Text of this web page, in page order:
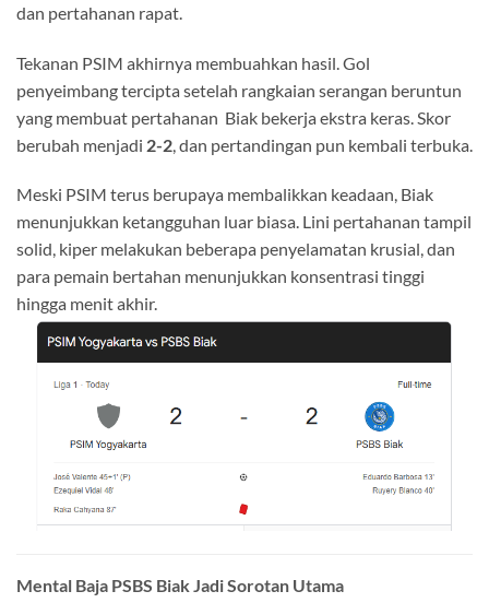
dan pertahanan rapat.
Tekanan PSIM akhirnya membuahkan hasil. Gol
penyeimbang tercipta setelah rangkaian serangan beruntun
yang membuat pertahanan Biak bekerja ekstra keras. Skor
berubah menjadi 2-2 , dan pertandingan pun kembali terbuka.
Meski PSIM terus berupaya membalikkan keadaan, Biak
menunjukkan ketangguhan luar biasa. Lini pertahanan tampil
solid, kiper melakukan beberapa penyelamatan krusial, dan
para pemain bertahan menunjukkan konsentrasi tinggi
hingga menit akhir.
Mental Baja PSBS Biak Jadi Sorotan Utama